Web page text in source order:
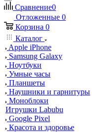
Сравнение0
Отложенные 0
Корзина 0
Каталог
Apple iPhone
Samsung Galaxy
Ноутбуки
Умные часы
Планшеты
Наушники и гарнитуры
Моноблоки
Игрушки Labubu
Google Pixel
Красота и здоровье